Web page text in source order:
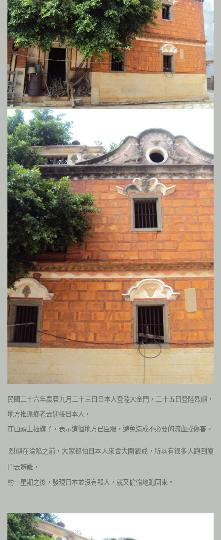
民國二十六年農曆九月二十三日日本人登陸大金門，二十五日登陸烈嶼，
地方推派鄉老去迎接日本人，
在山頭上插旗子，表示這個地方已臣服，避免造成不必要的流血或傷害。
烈嶼在淪陷之前，大家都怕日本人來會大開殺戒，所以有很多人跑到廈
門去避難，
約一星期之後，發現日本並沒有殺人，就又偷偷地跑回來。